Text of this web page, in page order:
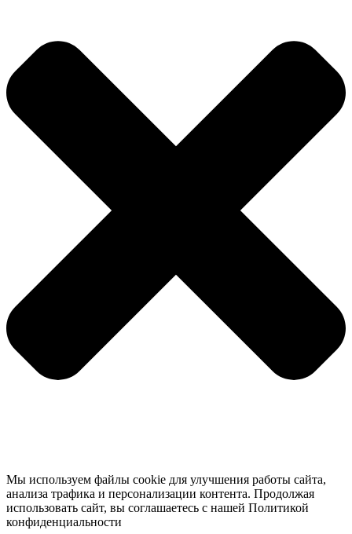
Мы используем файлы cookie для улучшения работы сайта,
анализа трафика и персонализации контента. Продолжая
использовать сайт, вы соглашаетесь с нашей Политикой
конфиденциальности